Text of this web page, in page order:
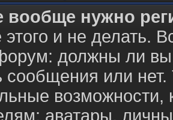
вообще нужно
и не делать.
должны ли вы
сообщения или
аватары,